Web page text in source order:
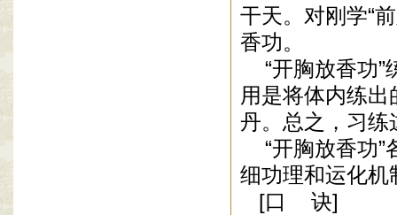
干天。对刚学“
香功。
“开胸放香功”
用是将体内练
丹。总之，习练
“开胸放香功”
细功理和运化机
[口
诀]